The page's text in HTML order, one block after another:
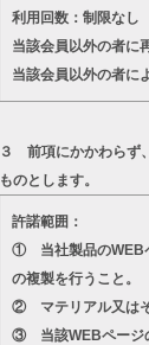
利用回数：制限なし
当該会員以外の者に
当該会員以外の者に
３ 前項にかかわらず
ものとします。
許諾範囲：
① 当社製品のWEBペ
の複製を行うこと。
② マテリアル又はそ
③ 当該WEBページ